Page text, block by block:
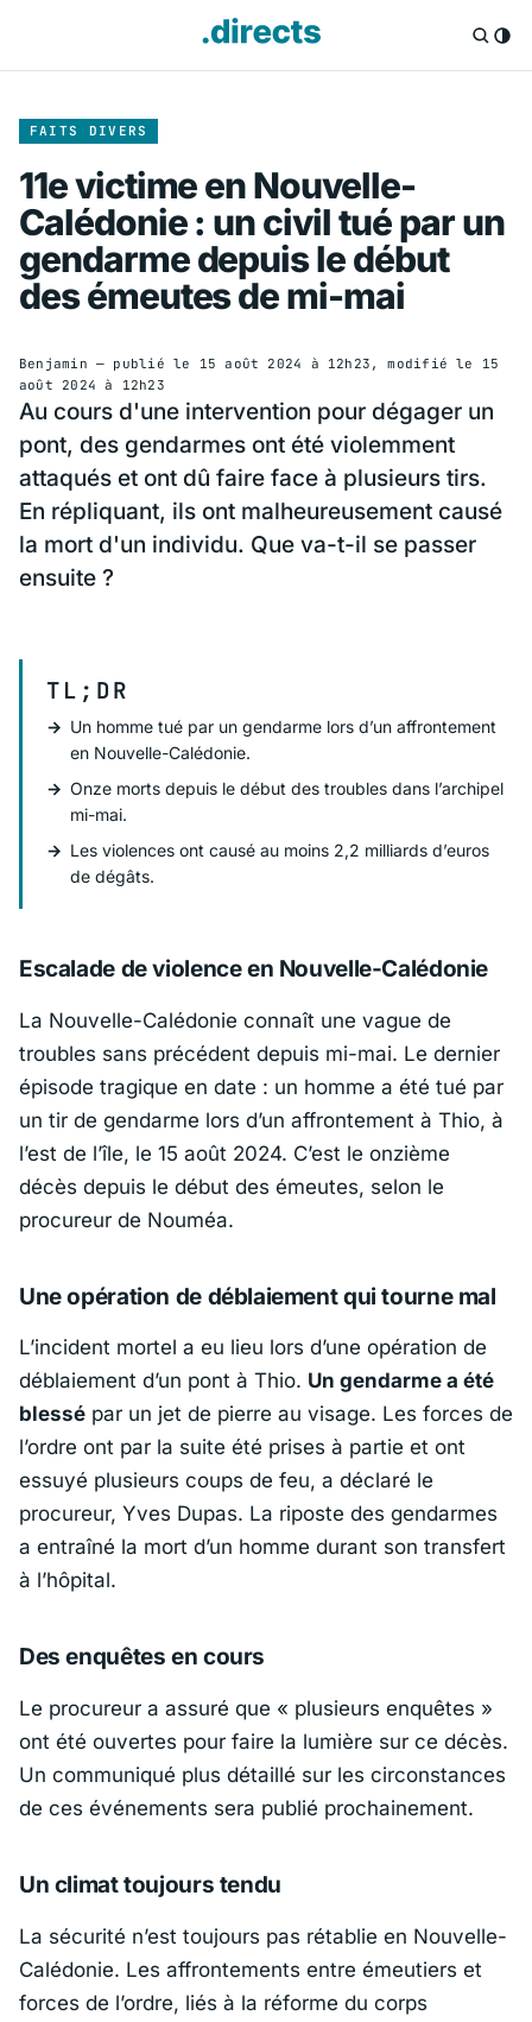
FAITS DIVERS
11e victime en Nouvelle-
Calédonie : un civil tué par un
gendarme depuis le début
des émeutes de mi-mai
Benjamin — publié le 15 août 2024 à 12h23 , modifié le 15
août 2024 à 12h23
Au cours d'une intervention pour dégager un
pont, des gendarmes ont été violemment
attaqués et ont dû faire face à plusieurs tirs.
En répliquant, ils ont malheureusement causé
la mort d'un individu. Que va-t-il se passer
ensuite ?
TL;DR
Un homme tué par un gendarme lors d’un affrontement
en Nouvelle-Calédonie.
Onze morts depuis le début des troubles dans l’archipel
mi-mai.
Les violences ont causé au moins 2,2 milliards d’euros
de dégâts.
Escalade de violence en Nouvelle-Calédonie
La Nouvelle-Calédonie connaît une vague de
troubles sans précédent depuis mi-mai. Le dernier
épisode tragique en date : un homme a été tué par
un tir de gendarme lors d’un affrontement à Thio, à
l’est de l’île, le 15 août 2024. C’est le onzième
décès depuis le début des émeutes, selon le
procureur de Nouméa.
Une opération de déblaiement qui tourne mal
L’incident mortel a eu lieu lors d’une opération de
déblaiement d’un pont à Thio. Un gendarme a été
blessé par un jet de pierre au visage. Les forces de
l’ordre ont par la suite été prises à partie et ont
essuyé plusieurs coups de feu, a déclaré le
procureur, Yves Dupas. La riposte des gendarmes
a entraîné la mort d’un homme durant son transfert
à l’hôpital.
Des enquêtes en cours
Le procureur a assuré que « plusieurs enquêtes »
ont été ouvertes pour faire la lumière sur ce décès.
Un communiqué plus détaillé sur les circonstances
de ces événements sera publié prochainement.
Un climat toujours tendu
La sécurité n’est toujours pas rétablie en Nouvelle-
Calédonie. Les affrontements entre émeutiers et
forces de l’ordre, liés à la réforme du corps